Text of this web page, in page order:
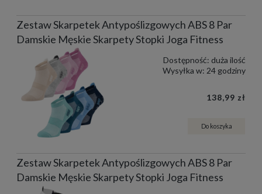
Zestaw Skarpetek Antypoślizgowych ABS 8 Par
Damskie Męskie Skarpety Stopki Joga Fitness
Dostępność: duża ilość
Wysyłka w: 24 godziny
138,99 zł
Do koszyka
Zestaw Skarpetek Antypoślizgowych ABS 8 Par
Damskie Męskie Skarpety Stopki Joga Fitness